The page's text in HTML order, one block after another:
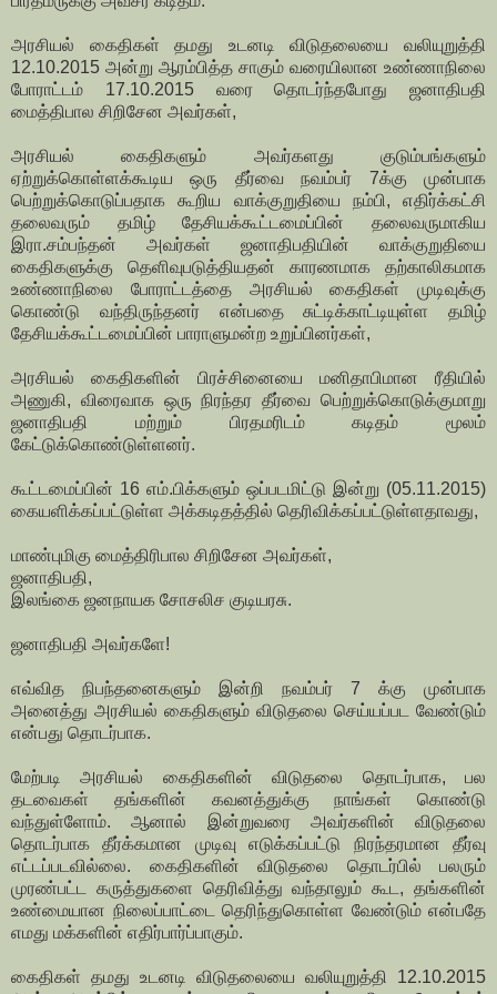
அரசியல் கைதிகள் தமது உடனடி விடுதலையை வலியுறுத்தி
12.10.2015 அன்று ஆரம்பித்த சாகும் வரையிலான உண்ணாநிலை
போராட்டம் 17.10.2015 வரை தொடர்ந்தபோது ஜனாதிபதி
மைத்திபால சிறிசேன அவர்கள்,
அரசியல் கைதிகளும் அவர்களது குடும்பங்களும்
ஏற்றுக்கொள்ளக்கூடிய ஒரு தீர்வை நவம்பர் 7க்கு முன்பாக
பெற்றுக்கொடுப்பதாக கூறிய வாக்குறுதியை நம்பி, எதிர்க்கட்சி
தலைவரும் தமிழ் தேசியக்கூட்டமைப்பின் தலைவருமாகிய
இரா.சம்பந்தன் அவர்கள் ஜனாதிபதியின் வாக்குறுதியை
கைதிகளுக்கு தெளிவுபடுத்தியதன் காரணமாக தற்காலிகமாக
உண்ணாநிலை போராட்டத்தை அரசியல் கைதிகள் முடிவுக்கு
கொண்டு வந்திருந்தனர் என்பதை சுட்டிக்காட்டியுள்ள தமிழ்
தேசியக்கூட்டமைப்பின் பாராளுமன்ற உறுப்பினர்கள்,
அரசியல் கைதிகளின் பிரச்சினையை மனிதாபிமான ரீதியில்
அணுகி, விரைவாக ஒரு நிரந்தர தீர்வை பெற்றுக்கொடுக்குமாறு
ஜனாதிபதி மற்றும் பிரதமரிடம் கடிதம் மூலம்
கேட்டுக்கொண்டுள்ளனர்.
கூட்டமைப்பின் 16 எம்.பிக்களும் ஒப்படமிட்டு இன்று (05.11.2015)
கையளிக்கப்பட்டுள்ள அக்கடிதத்தில் தெரிவிக்கப்பட்டுள்ளதாவது,
மாண்புமிகு மைத்திரிபால சிறிசேன அவர்கள்,
ஜனாதிபதி,
இலங்கை ஜனநாயக சோசலிச குடியரசு.
ஜனாதிபதி அவர்களே!
எவ்வித நிபந்தனைகளும் இன்றி நவம்பர் 7 க்கு முன்பாக
அனைத்து அரசியல் கைதிகளும் விடுதலை செய்யப்பட வேண்டும்
என்பது தொடர்பாக.
மேற்படி அரசியல் கைதிகளின் விடுதலை தொடர்பாக, பல
தடவைகள் தங்களின் கவனத்துக்கு நாங்கள் கொண்டு
வந்துள்ளோம். ஆனால் இன்றுவரை அவர்களின் விடுதலை
தொடர்பாக தீர்க்கமான முடிவு எடுக்கப்பட்டு நிரந்தரமான தீர்வு
எட்டப்படவில்லை. கைதிகளின் விடுதலை தொடர்பில் பலரும்
முரண்பட்ட கருத்துகளை தெரிவித்து வந்தாலும் கூட, தங்களின்
உண்மையான நிலைப்பாட்டை தெரிந்துகொள்ள வேண்டும் என்பதே
எமது மக்களின் எதிர்பார்ப்பாகும்.
கைதிகள் தமது உடனடி விடுதலையை வலியுறுத்தி 12.10.2015